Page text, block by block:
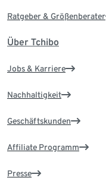
Ratgeber & Größenberater
Über Tchibo
Jobs & Karriere
Nachhaltigkeit
Geschäftskunden
Affiliate Programm
Presse